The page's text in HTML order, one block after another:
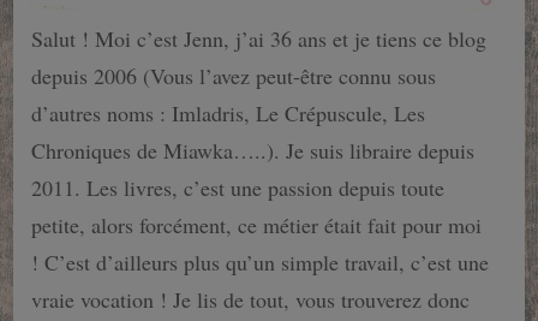
Salut ! Moi c’est Jenn, j’ai 36 ans et je tiens ce blog
depuis 2006 (Vous l’avez peut-être connu sous
d’autres noms : Imladris, Le Crépuscule, Les
Chroniques de Miawka…..). Je suis libraire depuis
2011. Les livres, c’est une passion depuis toute
petite, alors forcément, ce métier était fait pour moi
! C’est d’ailleurs plus qu’un simple travail, c’est une
vraie vocation ! Je lis de tout, vous trouverez donc